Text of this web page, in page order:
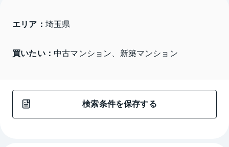
エリア： 埼玉県
買いたい： 中古マンション、新築マンション
検索条件を保存する